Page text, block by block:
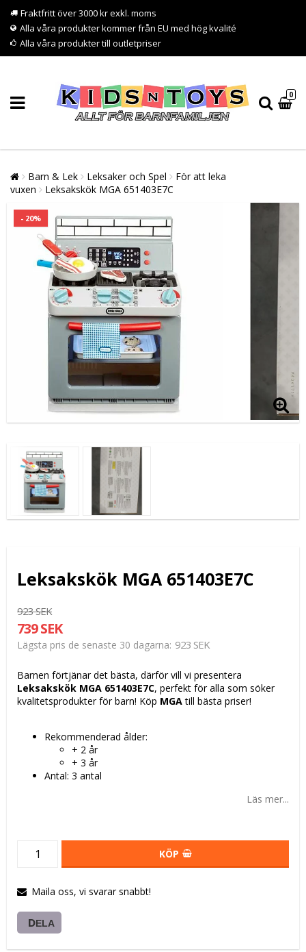
Fraktfritt över 3000 kr exkl. moms
Alla våra produkter kommer från EU med hög kvalité
Alla våra produkter till outletpriser
0
Barn & Lek Leksaker och Spel
För att leka
vuxen
Leksakskök MGA 651403E7C
- 20%
Leksakskök MGA 651403E7C
923 SEK
739 SEK
Lägsta pris de senaste 30 dagarna 923 SEK
Barnen förtjänar det bästa, därför vill vi presentera
Leksakskök MGA 651403E7C, perfekt för alla som söker
kvalitetsprodukter för barn! Köp MGAtill bästa priser!
Rekommenderad ålder:
+ 2 år
+ 3 år
Antal: 3 antal
Läs mer...
KÖP
Maila oss, vi svarar snabbt!
DELA